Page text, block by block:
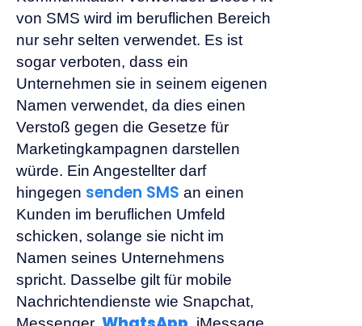
von SMS wird im beruflichen Bereich
nur sehr selten verwendet. Es ist
sogar verboten, dass ein
Unternehmen sie in seinem eigenen
Namen verwendet, da dies einen
Verstoß gegen die Gesetze für
Marketingkampagnen darstellen
würde. Ein Angestellter darf
hingegen senden SMS an einen
Kunden im beruflichen Umfeld
schicken, solange sie nicht im
Namen seines Unternehmens
spricht. Dasselbe gilt für mobile
Nachrichtendienste wie Snapchat,